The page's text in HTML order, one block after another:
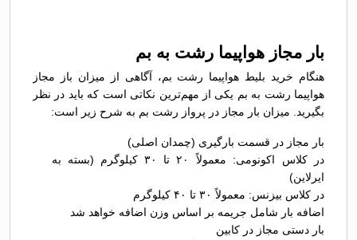
بار مجاز هواپیما رشت به بم
هنگام خرید بلیط هواپیما رشت بم، آگاهی از میزان باز مجاز
هواپیما رشت به بم یکی از مهم‌ترین نکاتی است که باید در نظر
بگیرید. میزان بار مجاز در پرواز رشت بم به شرح زیر است:
بار مجاز در قسمت بارگیری (چمدان اصلی)
در کلاس اکونومی: معمولاً ۲۰ تا ۳۰ کیلوگرم (بسته به
ایرلاین)
در کلاس بیزنس: معمولاً ۳۰ تا ۴۰ کیلوگرم
اضافه بار شامل جریمه بر اساس وزن اضافه خواهد شد
بار دستی مجاز در کابین